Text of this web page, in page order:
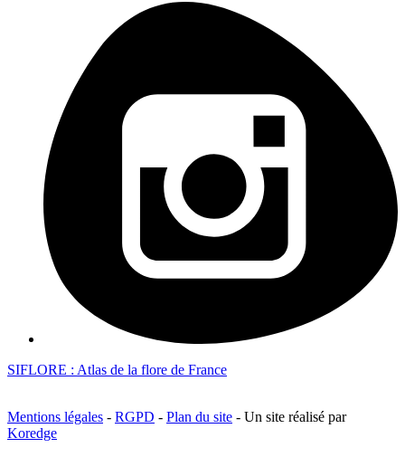
SIFLORE : Atlas de la flore de France
Mentions légales - RGPD - Plan du site - Un site réalisé par
Koredge